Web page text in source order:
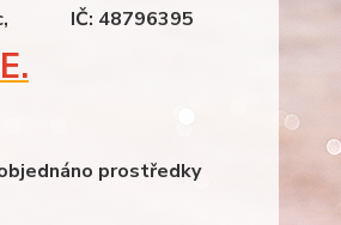
IČ: 48796395
prostředky